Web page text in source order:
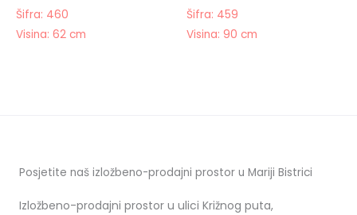
Šifra: 460
Visina: 62 cm
Šifra: 459
Visina: 90 cm
Posjetite naš izložbeno-prodajni prostor u Mariji Bistrici
Izložbeno-prodajni prostor u ulici Križnog puta,